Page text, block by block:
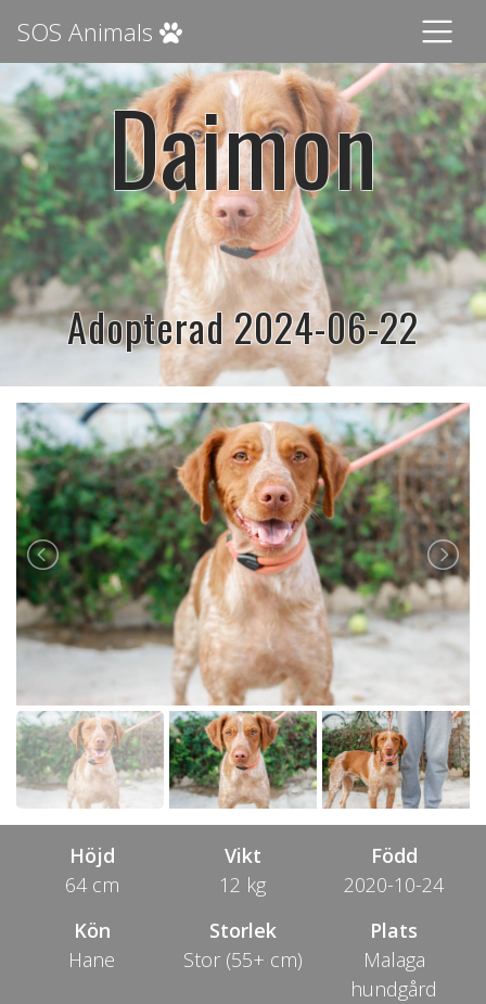
SOS Animals
Daimon
Adopterad 2024-06-22
Höjd
64 cm
Vikt
12 kg
Född
2020-10-24
Kön
Hane
Storlek
Stor (55+ cm)
Plats
Malaga
hundgård